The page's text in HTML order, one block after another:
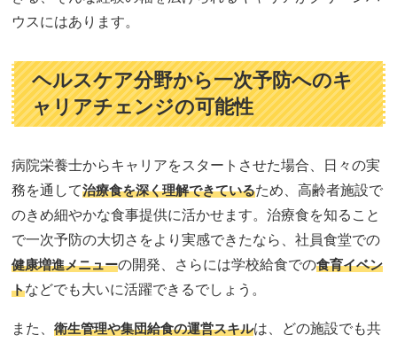
ウスにはあります。
ヘルスケア分野から一次予防へのキ
ャリアチェンジの可能性
病院栄養士からキャリアをスタートさせた場合、日々の実
務を通して治療食を深く理解できているため、高齢者施設で
のきめ細やかな食事提供に活かせます。治療食を知ること
で一次予防の大切さをより実感できたなら、社員食堂での
健康増進メニューの開発、さらには学校給食での食育イベン
トなどでも大いに活躍できるでしょう。
また、衛生管理や集団給食の運営スキルは、どの施設でも共